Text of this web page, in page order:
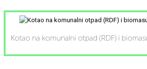
Kotao na komunalni otpad (RDF) i